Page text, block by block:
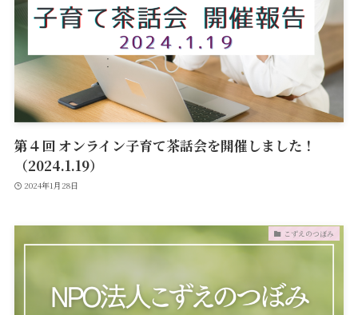
第４回 オンライン子育て茶話会を開催しました！
（2024.1.19）
2024年1月28日
こずえのつぼみ